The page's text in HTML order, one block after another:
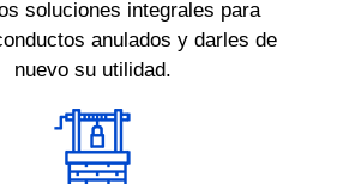
soluciones integrales para
anulados y darles de
nuevo su utilidad.